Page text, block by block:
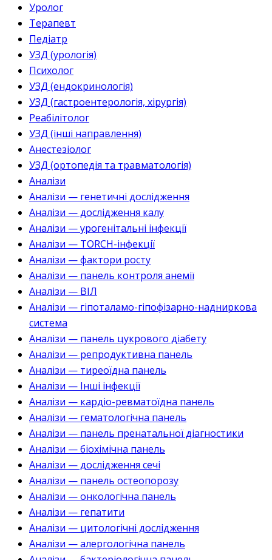
Уролог
Терапевт
Педіатр
УЗД (урологія)
Психолог
УЗД (ендокринологія)
УЗД (гастроентерологія, хірургія)
Реабілітолог
УЗД (інші направлення)
Анестезіолог
УЗД (ортопедія та травматологія)
Аналізи
Аналізи — генетичні дослідження
Аналізи — дослідження калу
Аналізи — урогенітальні інфекції
Аналізи — TORCH-інфекції
Аналізи — фактори росту
Аналізи — панель контроля анемії
Аналізи — ВІЛ
Аналізи — гіпоталамо-гіпофізарно-надниркова
система
Аналізи — панель цукрового діабету
Аналізи — репродуктивна панель
Аналізи — тиреоїдна панель
Аналізи — Інші інфекції
Аналізи — кардіо-ревматоїдна панель
Аналізи — гематологічна панель
Аналізи — панель пренатальної діагностики
Аналізи — біохімічна панель
Аналізи — дослідження сечі
Аналізи — панель остеопорозу
Аналізи — онкологічна панель
Аналізи — гепатити
Аналізи — цитологічні дослідження
Аналізи — алергологічна панель